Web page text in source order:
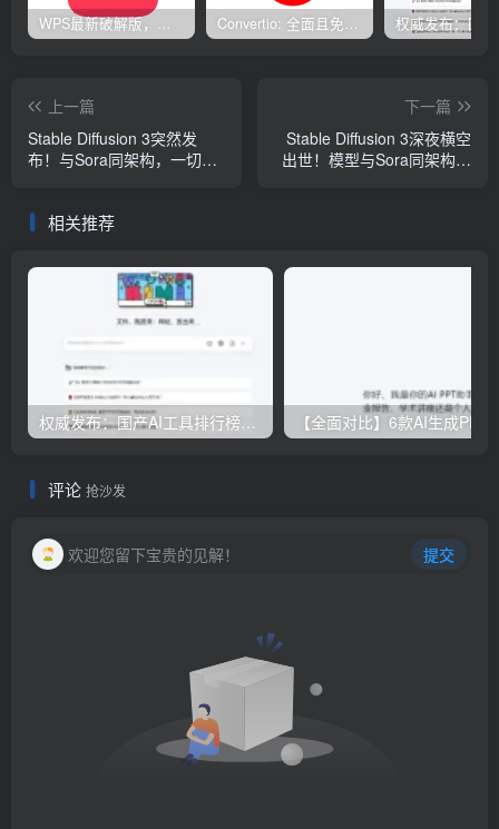
WPS最新破解版，已永久激活，无限制使用！ Convertio: 全面且免费的在线文件转换工具
上一篇
Stable Diffusion 3突然发
布！与Sora同架构，一切都
下一篇
Stable Diffusion 3深夜横空
出世！模型与Sora同架构，
相关推荐
权威发布：国产AI工具排行榜TOP10，必备神器一览无余
评论 抢沙发
欢迎您留下宝贵的见解！ 提交